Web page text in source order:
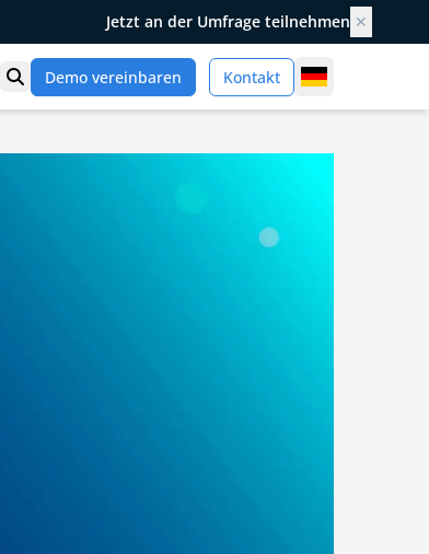
Jetzt an der Umfrage teilnehmen ✕
Suche öffnen
Demo vereinbaren Kontakt Germany